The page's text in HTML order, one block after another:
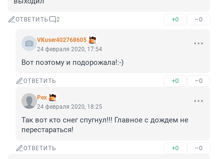
ОТВЕТИТЬ 2 +0 –0
VKuser402768605
24 февраля 2020, 17:54
Вот поэтому и подорожала!:-)
ОТВЕТИТЬ +0 –0
Pex
24 февраля 2020, 18:25
Так вот кто снег спугнул!!! Главное с дождем не
перестараться!
ОТВЕТИТЬ +0 –0